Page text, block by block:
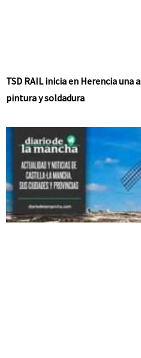
TSD RAIL inicia en Herencia
pintura y soldadura